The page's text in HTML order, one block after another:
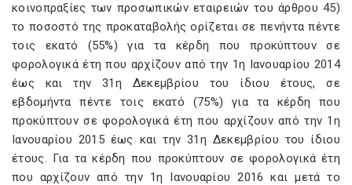
κοινοπραξίες των προσωπικών εταιρειών του άρθρου 45)
το ποσοστό της προκαταβολής ορίζεται σε πενήντα πέντε
τοις εκατό (55%) για τα κέρδη που προκύπτουν σε
φορολογικά έτη που αρχίζουν από την 1η Ιανουαρίου 2014
έως και την 31η Δεκεμβρίου του ίδιου έτους, σε
εβδομήντα πέντε τοις εκατό (75%) για τα κέρδη που
προκύπτουν σε φορολογικά έτη που αρχίζουν από την 1η
Ιανουαρίου 2015 έως και την 31η Δεκεμβρίου του ίδιου
έτους. Για τα κέρδη που προκύπτουν σε φορολογικά έτη
που αρχίζουν από την 1η Ιανουαρίου 2016 και μετά το